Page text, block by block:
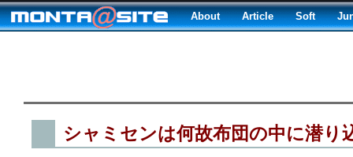
About Article Soft
シャミセンは何故布団の中に潜り